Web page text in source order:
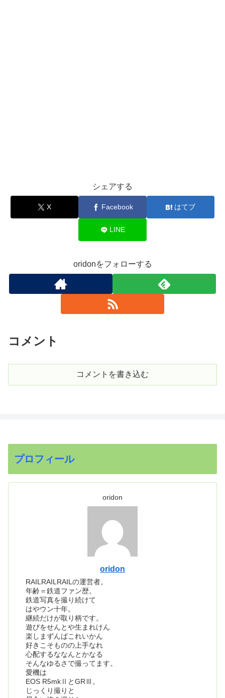
シェアする
X Facebook はてブ
LINE
oridonをフォローする
コメント
コメントを書き込む
プロフィール
oridon
oridon
RAILRAILRAILの運営者。
年齢＝鉄道ファン歴。
鉄道写真を撮り続けて
はやウン十年。
継続だけが取り柄です。
遊びをせんとや生まれけん
楽しまずんばこれいかん
好きこそものの上手なれ
心配するななんとかなる
そんなゆるさで撮ってます。
愛機は
EOS R5mkⅡとGRⅢ。
じっくり撮りと